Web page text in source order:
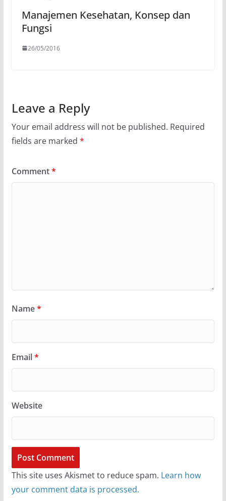
Manajemen Kesehatan, Konsep dan
Fungsi
26/05/2016
Leave a Reply
Your email address will not be published. Required
fields are marked *
Comment*
Name*
Email*
Website
This site uses Akismet to reduce spam. Learn how
your comment data is processed.